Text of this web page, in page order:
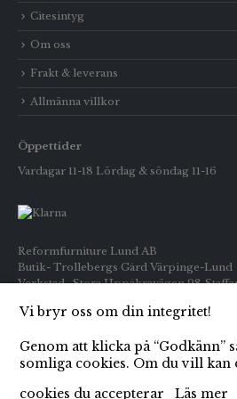
Citesintyg
Om oss
Frakt & leverans
Allmänna villkor
Öppettider
Vardagar 11-18 Lördag & söndag 11-16
Reformfurniture Lund AB
Butik- Trollebergs Gård Värpinge-Lund
Verkstad- Stora Uppåkravägen 98
Telefon: Butiken 0709-269916
E-post: info@reformfurniture.se
Vi bryr oss om din integritet!
Genom att klicka på “Godkänn”
somliga cookies. Om du vill kan
cookies du accepterar
Läs mer